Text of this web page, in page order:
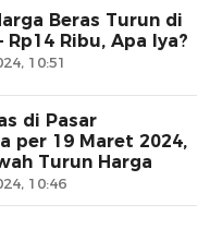
Beras Turun di
Rp14 Ribu, Apa Iya?
10:51
di Pasar
per 19 Maret 2024,
Turun Harga
10:46